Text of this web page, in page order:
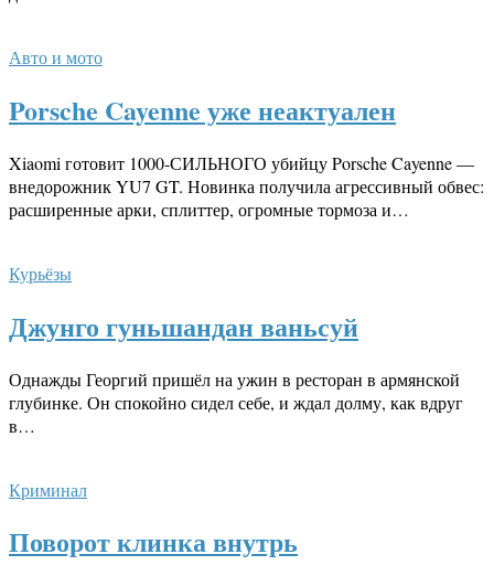
Авто и мото
Porsche Cayenne уже неактуален
Xiaomi готовит 1000-СИЛЬНОГО убийцу Porsche Cayenne —
внедорожник YU7 GT. Новинка получила агрессивный обвес:
расширенные арки, сплиттер, огромные тормоза и…
Курьёзы
Джунго гуньшандан ваньсуй
Однажды Георгий пришёл на ужин в ресторан в армянской
глубинке. Он спокойно сидел себе, и ждал долму, как вдруг
в…
Криминал
Поворот клинка внутрь